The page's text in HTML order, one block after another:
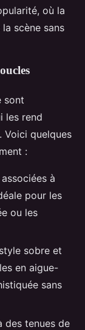
où la
scène sans
sont
les rend
Voici quelques
:
à
pour les
ou les
sobre et
en aigue-
sans
des tenues de